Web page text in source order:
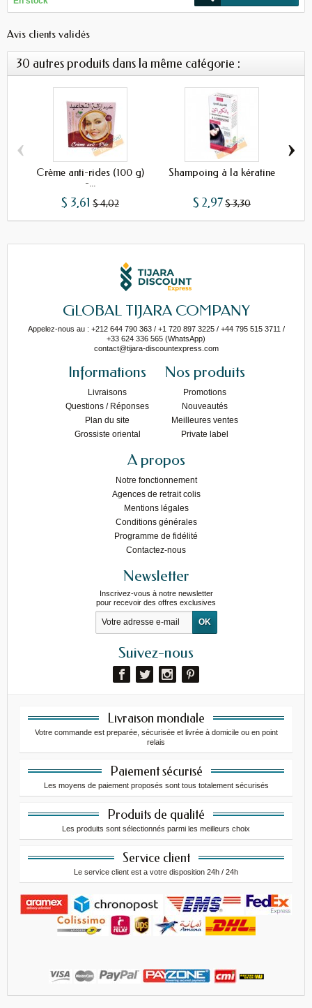
Avis clients validés
30 autres produits dans la même catégorie :
Crème anti-rides (100 g)
-...
$ 3,61 $ 4,02
Shampoing à la kératine
$ 2,97$ 3,30
‹ ›
GLOBAL TIJARA COMPANY
Appelez-nous au : +212 644 790 363 / +1 720 897 3225 / +44 795 515 3711 /
+33 624 336 565 (WhatsApp)
contact@tijara-discountexpress.com
Informations
Livraisons
Questions / Réponses
Plan du site
Grossiste oriental
Nos produits
Promotions
Nouveautés
Meilleures ventes
Private label
A propos
Notre fonctionnement
Agences de retrait colis
Mentions légales
Conditions générales
Programme de fidélité
Contactez-nous
Newsletter
Inscrivez-vous à notre newsletter
pour recevoir des offres exclusives
Suivez-nous
Livraison mondiale
Votre commande est preparée, sécurisée et livrée à domicile ou en point
relais
Paiement sécurisé
Les moyens de paiement proposés sont tous totalement sécurisés
Produits de qualité
Les produits sont sélectionnés parmi les meilleurs choix
Service client
Le service client est a votre disposition 24h / 24h